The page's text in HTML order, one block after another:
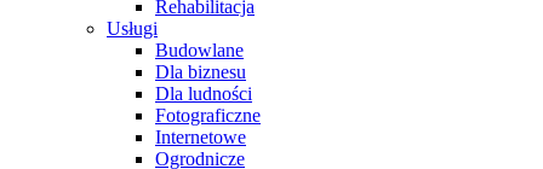
Rehabilitacja
Usługi
Budowlane
Dla biznesu
Dla ludności
Fotograficzne
Internetowe
Ogrodnicze